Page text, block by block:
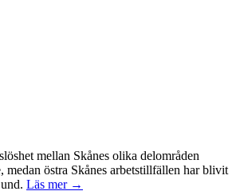
mellan Skånes olika delområden
östra Skånes arbetstillfällen har blivit
Läs mer →